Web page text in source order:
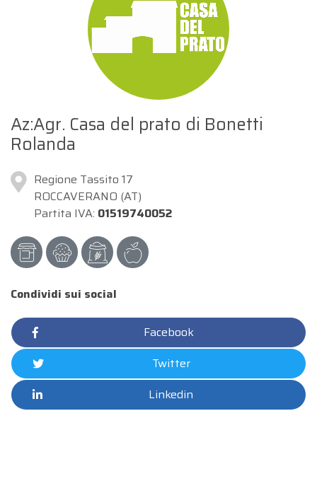
Az:Agr. Casa del prato di Bonetti
Rolanda
Regione Tassito 17
ROCCAVERANO (AT)
Partita IVA: 01519740052
Condividi sui social
Facebook
Twitter
Linkedin